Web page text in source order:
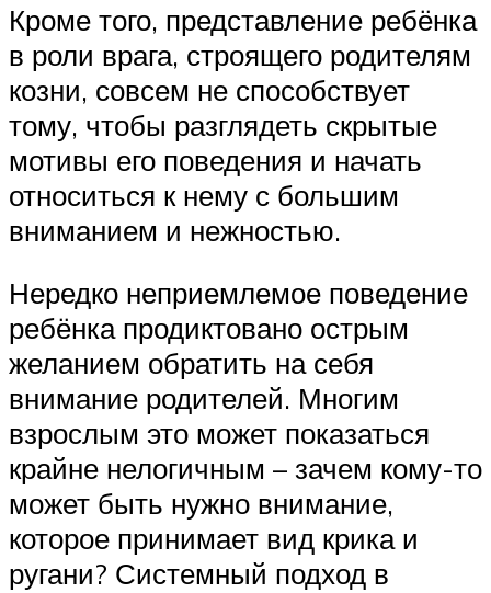
Кроме того, представление ребёнка
в роли врага, строящего родителям
козни, совсем не способствует
тому, чтобы разглядеть скрытые
мотивы его поведения и начать
относиться к нему с большим
вниманием и нежностью.
Нередко неприемлемое поведение
ребёнка продиктовано острым
желанием обратить на себя
внимание родителей. Многим
взрослым это может показаться
крайне нелогичным – зачем кому-то
может быть нужно внимание,
которое принимает вид крика и
ругани? Системный подход в